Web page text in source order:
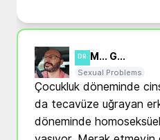
DR M... G...
Sexual Problems
Çocukluk döneminde
da tecavüze uğrayan
döneminde